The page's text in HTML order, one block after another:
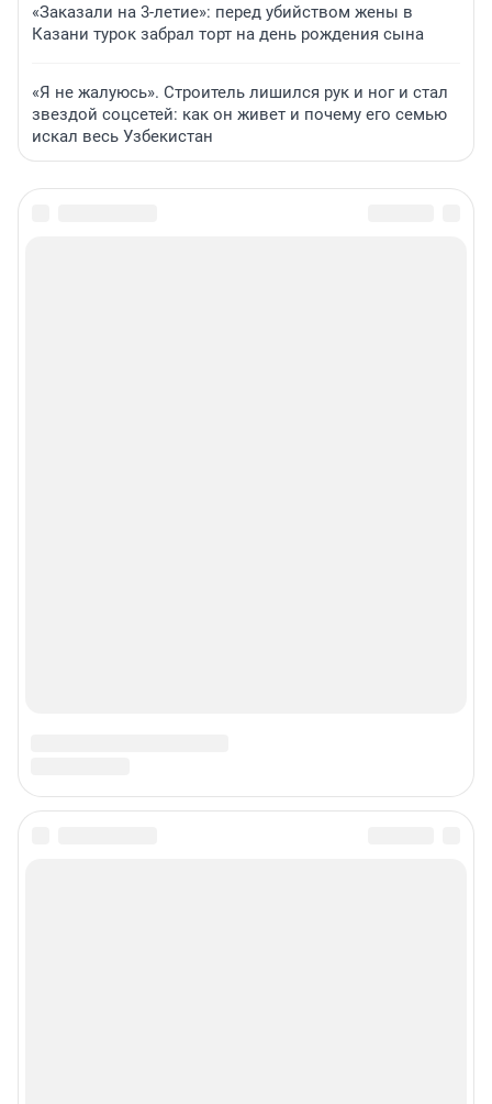
«Заказали на 3-летие»: перед убийством жены в
Казани турок забрал торт на день рождения сына
«Я не жалуюсь». Строитель лишился рук и ног и стал
звездой соцсетей: как он живет и почему его семью
искал весь Узбекистан